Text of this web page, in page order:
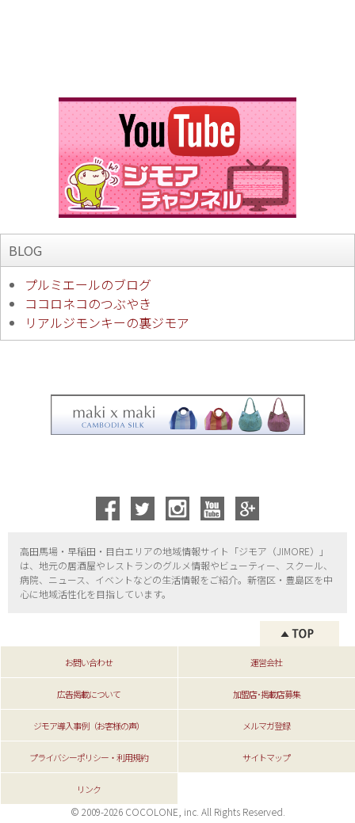
BLOG
プルミエールのブログ
ココロネコのつぶやき
リアルジモンキーの裏ジモア
高田馬場・早稲田・目白エリアの地域情報サイト「ジモア（JIMORE）」
は、地元の居酒屋やレストランのグルメ情報やビューティー、
スクール、
病院、ニュース、イベントなどの生活情報をご紹介。新宿区・ 豊島区を中
心に地域活性化を目指しています。
お問い合わせ 運営会社
広告掲載について 加盟店･掲載店募集
ジモア導入事例（お客様の声） メルマガ登録
プライバシーポリシー・利用規約 サイトマップ
リンク
© 2009-2026 COCOLONE, inc. All Rights Reserved.